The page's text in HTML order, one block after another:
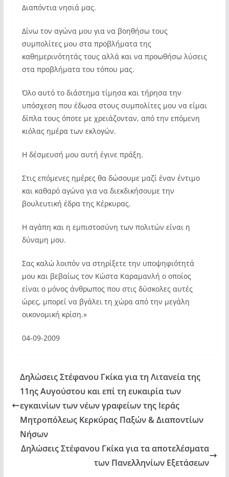
Διαπόντια νησιά μας.
Δίνω τον αγώνα μου για να βοηθήσω τους
συμπολίτες μου στα προβλήματα της
καθημερινότητάς τους αλλά και να προωθήσω λύσεις
στα προβλήματα του τόπου μας.
Όλο αυτό το διάστημα τίμησα και τήρησα την
υπόσχεση που έδωσα στους συμπολίτες μου να είμαι
δίπλα τους όποτε με χρειάζονταν, από την επόμενη
κιόλας ημέρα των εκλογών.
Η δέσμευσή μου αυτή έγινε πράξη.
Στις επόμενες ημέρες θα δώσουμε μαζί έναν έντιμο
και καθαρό αγώνα για να διεκδικήσουμε την
βουλευτική έδρα της Κέρκυρας.
Η αγάπη και η εμπιστοσύνη των πολιτών είναι η
δύναμη μου.
Σας καλώ λοιπόν να στηρίξετε την υποψηφιότητά
μου και βεβαίως τον Κώστα Καραμανλή ο οποίος
είναι ο μόνος άνθρωπος που στις δύσκολες αυτές
ώρες, μπορεί να βγάλει τη χώρα από την μεγάλη
οικονομική κρίση.»
04-09-2009
Δηλώσεις Στέφανου Γκίκα για τη Λιτανεία της
11ης Αυγούστου και επί τη ευκαιρία των
εγκαινίων των νέων γραφείων της Ιεράς
Μητροπόλεως Κερκύρας Παξών & Διαποντίων
Νήσων
Δηλώσεις Στέφανου Γκίκα για τα αποτελέσματα
των Πανελληνίων Εξετάσεων